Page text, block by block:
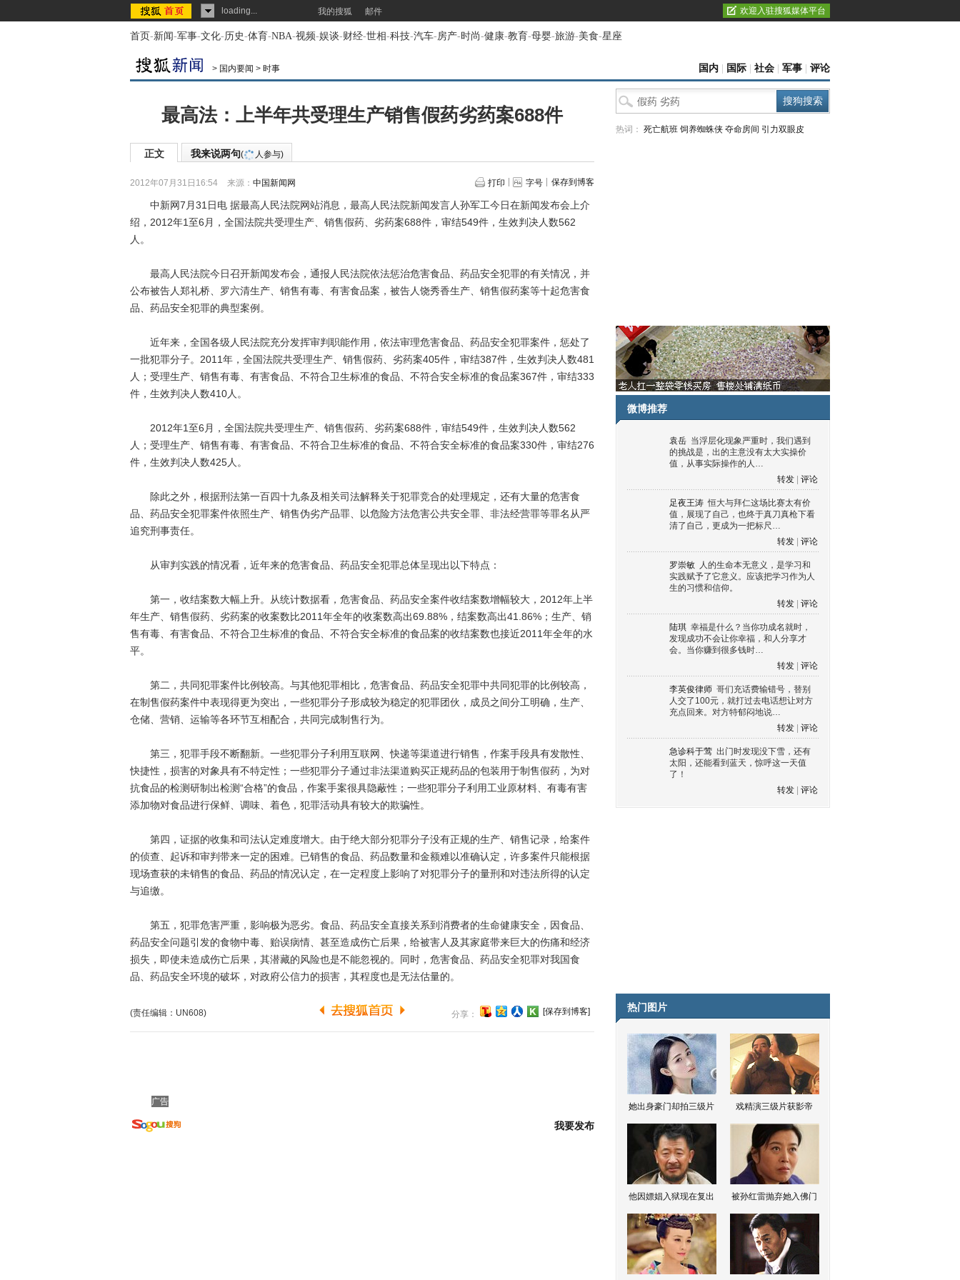
loading... 我的搜狐 邮件 欢迎入驻搜狐媒体平台
首页-新闻-军事-文化-历史-体育-NBA-视频-娱谈-财经-世相-科技-汽车-房产-时尚-健康-教育-母婴-旅游-美食-星座
> 国内要闻 > 时事 国内 国际 社会 军事 评论
最高法：上半年共受理生产销售假药劣药案688件
正文 我来说两句( 人参与)
2012年07月31日16:54 来源： 中国新闻网 打印 字号 保存到博客
中新网7月31日电 据最高人民法院网站消息，最高人民法院新闻发言人孙军工今日在新闻发布会上介
绍，2012年1至6月，全国法院共受理生产、销售假药、劣药案688件，审结549件，生效判决人数562
人。
最高人民法院今日召开新闻发布会，通报人民法院依法惩治危害食品、药品安全犯罪的有关情况，并
公布被告人郑礼桥、罗六清生产、销售有毒、有害食品案，被告人饶秀香生产、销售假药案等十起危害食
品、药品安全犯罪的典型案例。
近年来，全国各级人民法院充分发挥审判职能作用，依法审理危害食品、药品安全犯罪案件，惩处了
一批犯罪分子。2011年，全国法院共受理生产、销售假药、劣药案405件，审结387件，生效判决人数481
人；受理生产、销售有毒、有害食品、不符合卫生标准的食品、不符合安全标准的食品案367件，审结333
件，生效判决人数410人。
2012年1至6月，全国法院共受理生产、销售假药、劣药案688件，审结549件，生效判决人数562
人；受理生产、销售有毒、有害食品、不符合卫生标准的食品、不符合安全标准的食品案330件，审结276
件，生效判决人数425人。
除此之外，根据刑法第一百四十九条及相关司法解释关于犯罪竞合的处理规定，还有大量的危害食
品、药品安全犯罪案件依照生产、销售伪劣产品罪、以危险方法危害公共安全罪、非法经营罪等罪名从严
追究刑事责任。
从审判实践的情况看，近年来的危害食品、药品安全犯罪总体呈现出以下特点：
第一，收结案数大幅上升。从统计数据看，危害食品、药品安全案件收结案数增幅较大，2012年上半
年生产、销售假药、劣药案的收案数比2011年全年的收案数高出69.88%，结案数高出41.86%；生产、销
售有毒、有害食品、不符合卫生标准的食品、不符合安全标准的食品案的收结案数也接近2011年全年的水
平。
第二，共同犯罪案件比例较高。与其他犯罪相比，危害食品、药品安全犯罪中共同犯罪的比例较高，
在制售假药案件中表现得更为突出，一些犯罪分子形成较为稳定的犯罪团伙，成员之间分工明确，生产、
仓储、营销、运输等各环节互相配合，共同完成制售行为。
第三，犯罪手段不断翻新。一些犯罪分子利用互联网、快递等渠道进行销售，作案手段具有发散性、
快捷性，损害的对象具有不特定性；一些犯罪分子通过非法渠道购买正规药品的包装用于制售假药，为对
抗食品的检测研制出检测“合格”的食品，作案手案很具隐蔽性；一些犯罪分子利用工业原材料、有毒有害
添加物对食品进行保鲜、调味、着色，犯罪活动具有较大的欺骗性。
第四，证据的收集和司法认定难度增大。由于绝大部分犯罪分子没有正规的生产、销售记录，给案件
的侦查、起诉和审判带来一定的困难。已销售的食品、药品数量和金额难以准确认定，许多案件只能根据
现场查获的未销售的食品、药品的情况认定，在一定程度上影响了对犯罪分子的量刑和对违法所得的认定
与追缴。
第五，犯罪危害严重，影响极为恶劣。食品、药品安全直接关系到消费者的生命健康安全，因食品、
药品安全问题引发的食物中毒、贻误病情、甚至造成伤亡后果，给被害人及其家庭带来巨大的伤痛和经济
损失，即使未造成伤亡后果，其潜藏的风险也是不能忽视的。同时，危害食品、药品安全犯罪对我国食
品、药品安全环境的破坏，对政府公信力的损害，其程度也是无法估量的。
(责任编辑：UN608) 分享： [保存到博客]
广告
我要发布
热词： 死亡航班 饲养蜘蛛侠 夺命房间 引力双眼皮
微博推荐
袁岳 当浮层化现象严重时，我们遇到
的挑战是，出的主意没有太大实操价
值，从事实际操作的人…
转发
评论
足夜王涛 恒大与拜仁这场比赛太有价
值，展现了自己，也终于真刀真枪下看
清了自己，更成为一把标尺…
转发
评论
罗崇敏 人的生命本无意义，是学习和
实践赋予了它意义。应该把学习作为人
生的习惯和信仰。
转发
评论
陆琪 幸福是什么？当你功成名就时，
发现成功不会让你幸福，和人分享才
会。当你赚到很多钱时…
转发
评论
李英俊律师 哥们充话费输错号，替别
人交了100元，就打过去电话想让对方
充点回来。对方特郁闷地说…
转发
评论
急诊科于莺 出门时发现没下雪，还有
太阳，还能看到蓝天，惊呼这一天值
了！
转发
评论
热门图片
她出身豪门却拍三级片 戏精演三级片获影帝
他因嫖娼入狱现在复出 被孙红雷抛弃她入佛门